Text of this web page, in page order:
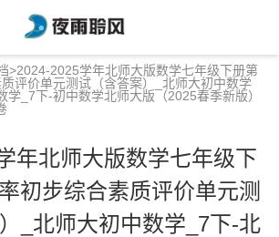
>2024-2025学年北师大版数学七年级下册第
评价单元测试（含答案）_北师大初中数学
学_7下-初中数学北师大版（2025春季新版）
年北师大版数学七年级下
初步综合素质评价单元测
_北师大初中数学_7下-北